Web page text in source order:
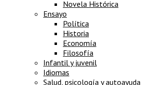
Novela Histórica
Ensayo
Política
Historia
Economía
Filosofía
Infantil y juvenil
Idiomas
Salud, psicología y autoayuda